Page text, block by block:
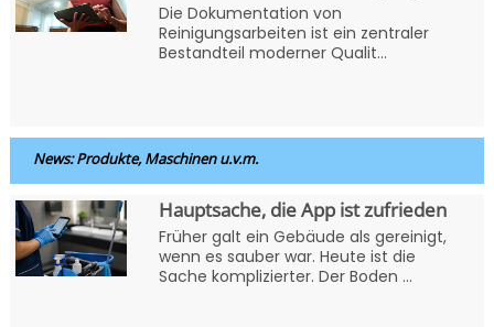
Die Dokumentation von
Reinigungsarbeiten ist ein zentraler
Bestandteil moderner Qualit...
News: Produkte, Maschinen u.v.m.
Hauptsache, die App ist zufrieden
Früher galt ein Gebäude als gereinigt,
wenn es sauber war. Heute ist die
Sache komplizierter. Der Boden ...